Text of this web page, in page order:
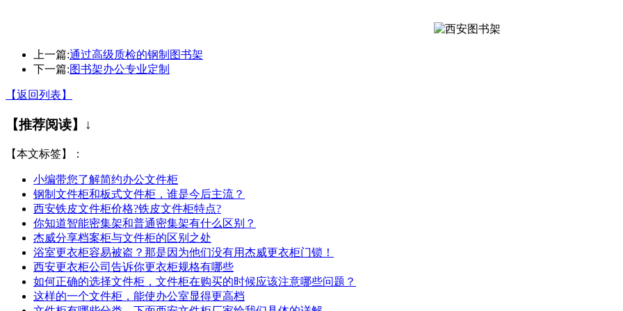
上一篇:通过高级质检的钢制图书架
下一篇:图书架办公专业定制
【返回列表】
【推荐阅读】↓
【本文标签】：
小编带您了解简约办公文件柜
钢制文件柜和板式文件柜，谁是今后主流？
西安铁皮文件柜价格?铁皮文件柜特点?
你知道智能密集架和普通密集架有什么区别？
杰威分享档案柜与文件柜的区别之处
浴室更衣柜容易被盗？那是因为他们没有用杰威更衣柜门锁！
西安更衣柜公司告诉你更衣柜规格有哪些
如何正确的选择文件柜，文件柜在购买的时候应该注意哪些问题？
这样的一个文件柜，能使办公室显得更高档